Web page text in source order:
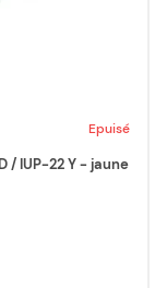
Epuisé
/ IUP-22 Y - jaune